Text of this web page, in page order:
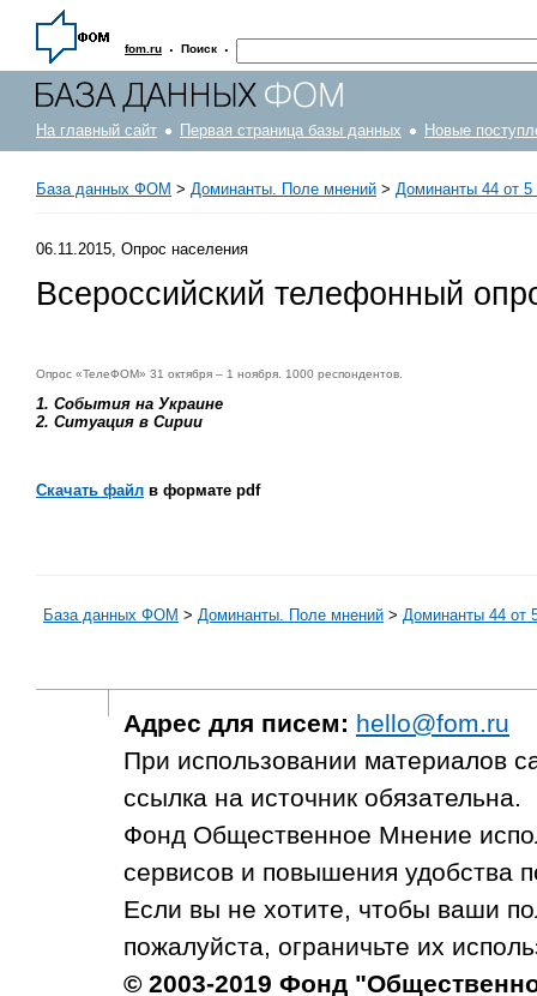
fom.ru · Поиск ·
На главный сайт Первая страница базы данных Новые
База данных ФОМ > Доминанты. Поле мнений > Доминанты 44 от 5
06.11.2015, Опрос населения
Всероссийский телефонный
Опрос «ТелеФОМ» 31 октября – 1 ноября. 1000 респондентов.
1. События на Украине
2. Ситуация в Сирии
Скачать файл в формате pdf
База данных ФОМ > Доминанты. Поле мнений > Доминанты 44 от
Адрес для писем: hello@fom.ru
При использовании материалов
ссылка на источник обязательна.
Фонд Общественное Мнение
сервисов и повышения удобства
Если вы не хотите, чтобы ваши
пожалуйста, ограничьте их
© 2003-2019 Фонд